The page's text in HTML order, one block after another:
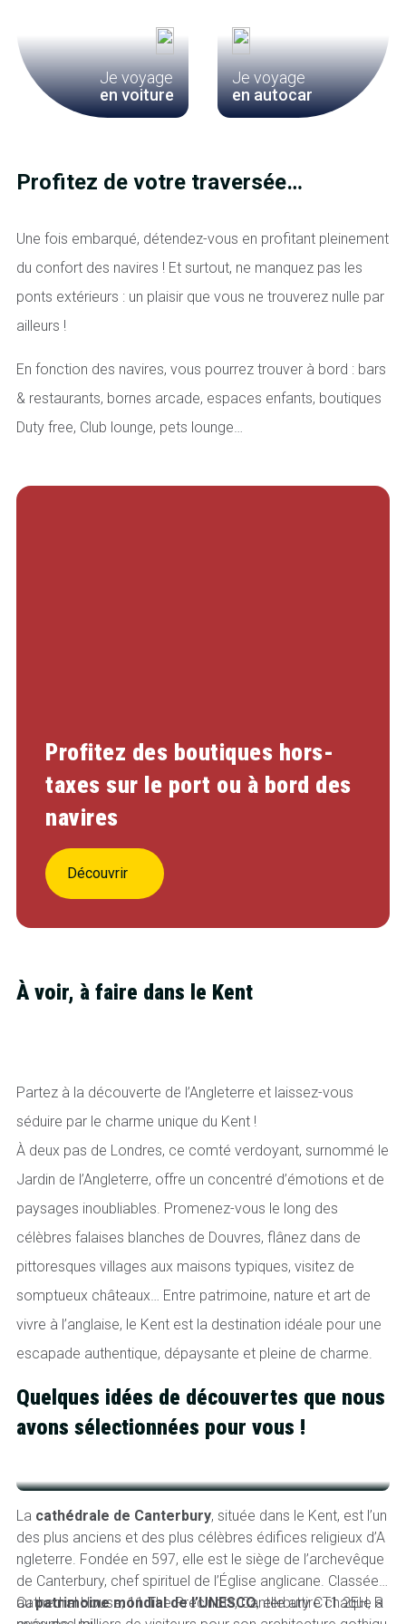
Je voyage
en voiture
Je voyage
en autocar
Profitez de votre traversée…
Une fois embarqué, détendez-vous en profitant pleinement
du confort des navires ! Et surtout, ne manquez pas les
ponts extérieurs : un plaisir que vous ne trouverez nulle par
ailleurs !
En fonction des navires, vous pourrez trouver à bord : bars
& restaurants, bornes arcade, espaces enfants, boutiques
Duty free, Club lounge, pets lounge…
Profitez des boutiques hors-
taxes sur le port ou à bord des
navires
Découvrir
À voir, à faire dans le Kent
Partez à la découverte de l’Angleterre et laissez-vous
séduire par le charme unique du Kent !
À deux pas de Londres, ce comté verdoyant, surnommé le
Jardin de l’Angleterre, offre un concentré d’émotions et de
paysages inoubliables. Promenez-vous le long des
célèbres falaises blanches de Douvres, flânez dans de
pittoresques villages aux maisons typiques, visitez de
somptueux châteaux… Entre patrimoine, nature et art de
vivre à l’anglaise, le Kent est la destination idéale pour une
escapade authentique, dépaysante et pleine de charme.
Quelques idées de découvertes que nous
avons sélectionnées pour vous !
La cathédrale de Canterbury, située dans le Kent, est l’un
des plus anciens et des plus célèbres édifices religieux d’A
ngleterre. Fondée en 597, elle est le siège de l’archevêque
de Canterbury, chef spirituel de l’Église anglicane. Classée
aupatrimoine mondial de l’UNESCO, elle attire chaque a
Cathedral House, 11 The Precincts, Canterbury CT1 2EH, R